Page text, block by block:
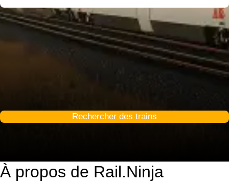
Rechercher des trains
À propos de Rail.Ninja